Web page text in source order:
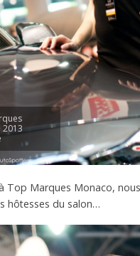
2013
Top Marques Monaco, nous
hôtesses du salon…